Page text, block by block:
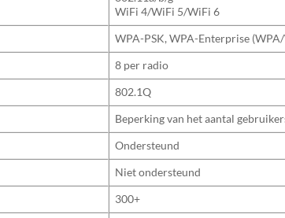
WiFi 4/WiFi 5/WiFi 6
WPA-PSK, WPA-Enterprise
8 per radio
802.1Q
Beperking van het aantal
Ondersteund
Niet ondersteund
300+